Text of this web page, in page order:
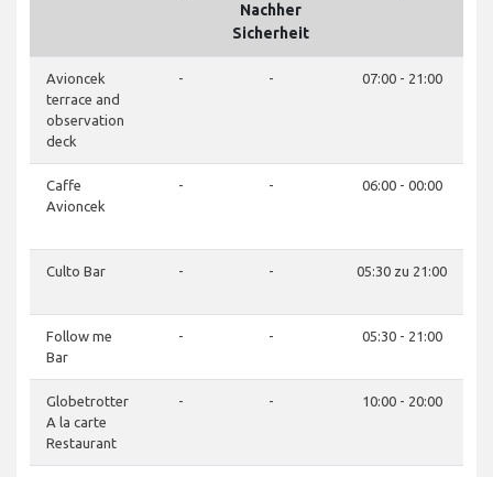
Nachher
Sicherheit
Avioncek
terrace and
observation
deck
- - 07:00 - 21:00
Caffe
Avioncek
- - 06:00 - 00:00
Culto Bar - - 05:30 zu 21:00
Follow me
Bar
- - 05:30 - 21:00
Globetrotter
A la carte
Restaurant
- - 10:00 - 20:00